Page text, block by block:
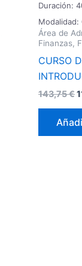
Duración:
Modalidad:
Área de
Finanzas,
CURSO
143,75€